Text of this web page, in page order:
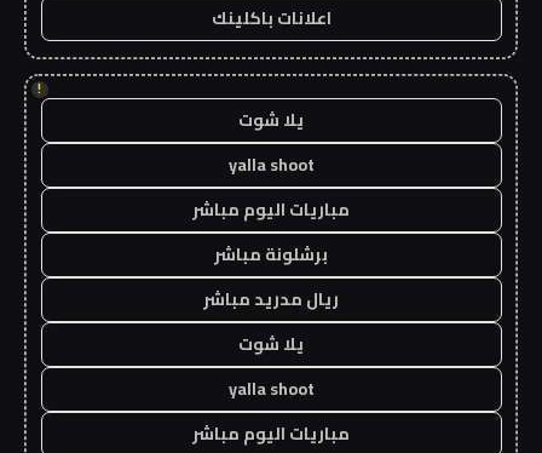
اعلانات باكلينك
!
يلا شوت
yalla shoot
مباريات اليوم مباشر
برشلونة مباشر
ريال مدريد مباشر
يلا شوت
yalla shoot
مباريات اليوم مباشر